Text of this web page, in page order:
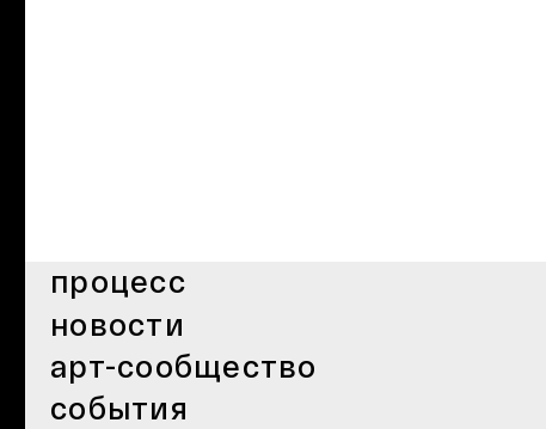
процесс
новости
арт-сообщество
события